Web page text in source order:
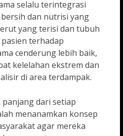
selalu terintegrasi
dan nutrisi yang
yang terisi dan tubuh
terhadap
cenderung lebih baik,
kelelahan ekstrem dan
di area terdampak.
dari setiap
menanamkan konsep
agar mereka